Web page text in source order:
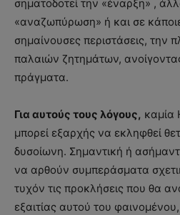
σηματοδοτεί την «έναρξη» ,
«αναζωπύρωση» ή και σε
σημαίνουσες περιστάσεις, την
παλαιών ζητημάτων,
πράγματα.
Για αυτούς τους λόγους, καμία
μπορεί εξαρχής να εκληφθεί
δυσοίωνη. Σημαντική ή
να αρθούν συμπεράσματα
τυχόν τις προκλήσεις που θα
εξαιτίας αυτού του